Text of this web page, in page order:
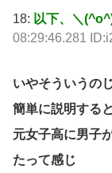
18: 以下、＼
08:29:46.281
いやそういうの
簡単に説明する
元女子高に男子
たって感じ